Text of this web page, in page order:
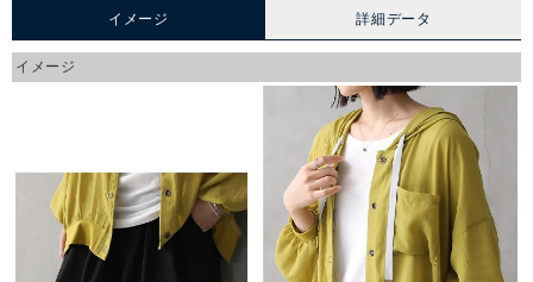
イメージ 詳細データ
イメージ